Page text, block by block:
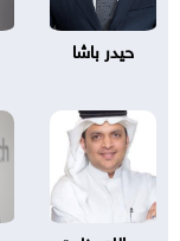
حيدر باشا